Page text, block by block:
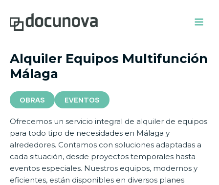
contenido
Alquiler Equipos Multifunción
Málaga
OBRAS EVENTOS
Ofrecemos un servicio integral de alquiler de equipos
para todo tipo de necesidades en Málaga y
alrededores. Contamos con soluciones adaptadas a
cada situación, desde proyectos temporales hasta
eventos especiales. Nuestros equipos, modernos y
eficientes, están disponibles en diversos planes